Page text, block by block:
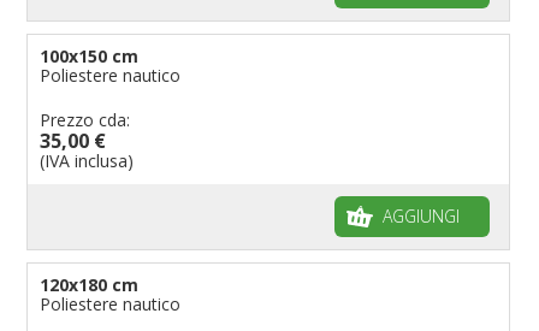
100x150 cm
Poliestere nautico
Prezzo cda:
35,00 €
(IVA inclusa)
AGGIUNGI
120x180 cm
Poliestere nautico